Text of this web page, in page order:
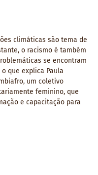
climáticas são tema de
o racismo é também
se encontram
que explica Paula
um coletivo
feminino, que
e capacitação para